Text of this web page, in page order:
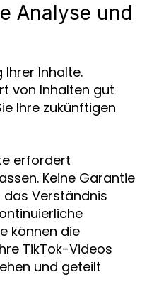
Analyse und
Ihrer Inhalte.
von Inhalten gut
Ihre zukünftigen
erfordert
Keine Garantie
Verständnis
können die
TikTok-Videos
und geteilt